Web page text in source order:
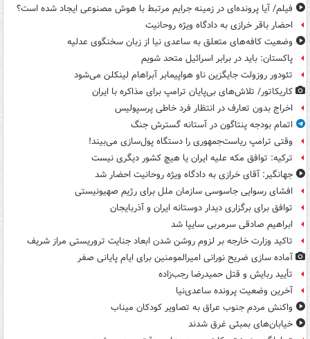
فیلم/ آیا پرونده‌ای در زمینه جرایم مرتبط با هوش مصنوعی ایجاد شده است؟
احضار باقر خرازی به دادگاه ویژه روحانیت
وضعیت کافه‌های متعلق به ساعدی نیا از زبان سخنگوی عدلیه
پاکستان: باید در برابر اسرائیل متحد شویم
تئودور روزولت جایگزین ناو هواپیمابر آبراهام لینکلن می‌شود
کاریکاتور/ تلاش‌های بی‌پایان ترامپ برای مذاکره با ایران
اخراج بدون تعارف در انتظار فرد خاطی پرسپولیس
اتمام بودجه پنتاگون در آستانه گسترش جنگ
وقتی ترامپ ریاست‌جمهوری را دستگاه پول‌سازی می‌بیند!
ترکیه: توافق مکه علیه ایران یا هیچ کشور دیگری نیست
جهانگیر: آقای خرازی به دادگاه ویژه روحانیت احضار شد
افشای رسوایی جاسوسی سازمان ملل برای رژیم صهیونیستی
توافق برای برگزاری دیدار دوستانه ایران و آذربایجان
ابراهیم صادقی سرمربی سایپا شد
تاکید وزارت خارجه بر لزوم روشن شدن ابعاد جنایت تروریستی مراز شریف
آماده سازی ضریح نورانی امیرالمومنین برای ایام پایانی صفر
تأیید ربایش و قتل حمیدرضا رجب‌زاده
آخرین وضعیت پرونده ساعدی‌نیا
واکنش مردم جنوب عراق به تصاویر کودکان میناب
خیابان‌های بمبئی غرق شدند